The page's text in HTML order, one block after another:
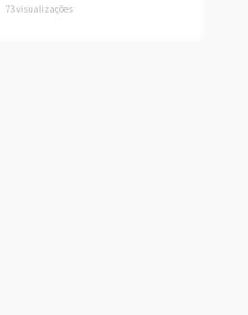
73 visualizações